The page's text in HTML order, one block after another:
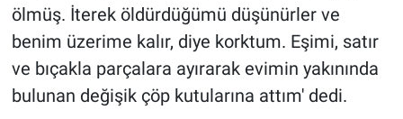
ölmüş. İterek öldürdüğümü düşünürler ve
benim üzerime kalır, diye korktum. Eşimi, satır
ve bıçakla parçalara ayırarak evimin yakınında
bulunan değişik çöp kutularına attım' dedi.